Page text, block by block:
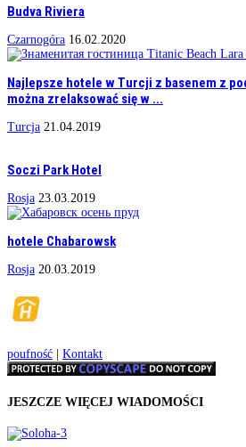
Budva Riviera
Czarnogóra 16.02.2020
Najlepsze hotele w Turcji z basenem z
można zrelaksować się w ...
Turcja 21.04.2019
Soczi Park Hotel
Rosja 23.03.2019
hotele Chabarowsk
Rosja 20.03.2019
poufność | Kontakt
JESZCZE WIĘCEJ WIADOMOŚCI